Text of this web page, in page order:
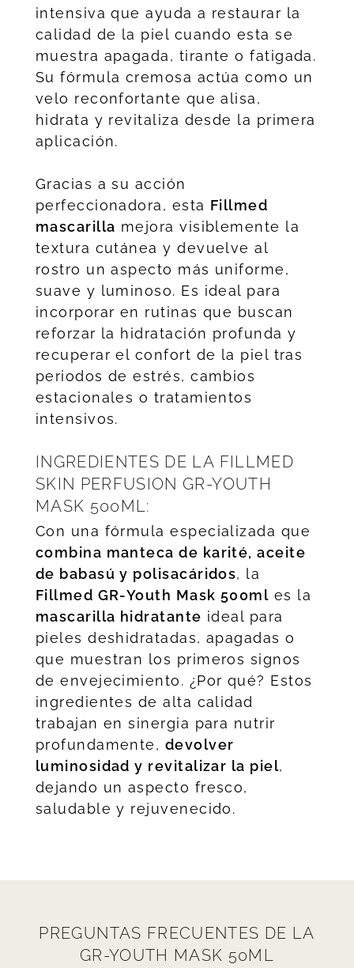
intensiva que ayuda a restaurar la
calidad de la piel cuando esta se
muestra apagada, tirante o fatigada.
Su fórmula cremosa actúa como un
velo reconfortante que alisa,
hidrata y revitaliza desde la primera
aplicación.
Gracias a su acción
perfeccionadora, esta Fillmed
mascarilla mejora visiblemente la
textura cutánea y devuelve al
rostro un aspecto más uniforme,
suave y luminoso. Es ideal para
incorporar en rutinas que buscan
reforzar la hidratación profunda y
recuperar el confort de la piel tras
periodos de estrés, cambios
estacionales o tratamientos
intensivos.
INGREDIENTES DE LA FILLMED
SKIN PERFUSION GR-YOUTH
MASK 500ML:
Con una fórmula especializada que
combina manteca de karité, aceite
de babasú y polisacáridos, la
Fillmed GR-Youth Mask 500ml es la
mascarilla hidratante ideal para
pieles deshidratadas, apagadas o
que muestran los primeros signos
de envejecimiento. ¿Por qué? Estos
ingredientes de alta calidad
trabajan en sinergia para nutrir
profundamente, devolver
luminosidad y revitalizar la piel,
dejando un aspecto fresco,
saludable y rejuvenecido.
PREGUNTAS FRECUENTES DE LA
GR-YOUTH MASK 50ML